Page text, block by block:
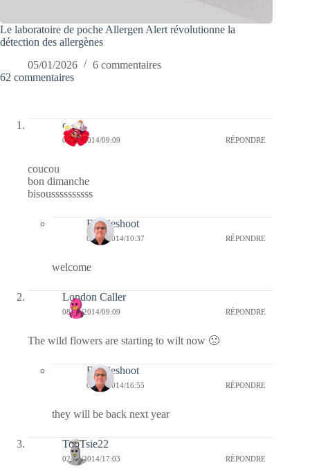
Le laboratoire de poche Allergen Alert révolutionne la
détection des allergènes
05/01/2026
6 commentaires
62 commentaires
cerise
09/11/2014/09:09 RÉPONDRE
coucou
bon dimanche
bisoussssssssss
Bernieshoot
09/11/2014/10:37 RÉPONDRE
welcome
London Caller
08/09/2014/09:09 RÉPONDRE
The wild flowers are starting to wilt now 🙁
Bernieshoot
08/09/2014/16:55 RÉPONDRE
they will be back next year
TooTsie22
02/09/2014/17:03 RÉPONDRE